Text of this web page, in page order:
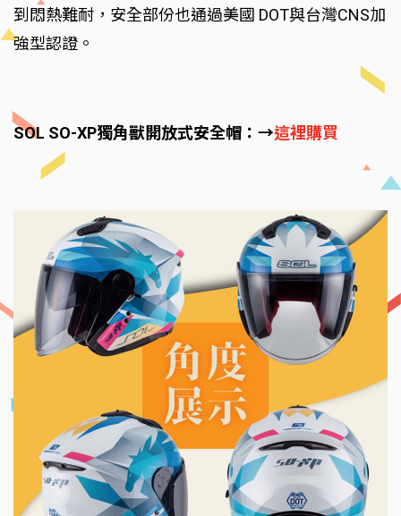
到悶熱難耐，安全部份也通過美國 DOT與台灣CNS加
強型認證。
SOL SO-XP獨角獸開放式安全帽：→這裡購買